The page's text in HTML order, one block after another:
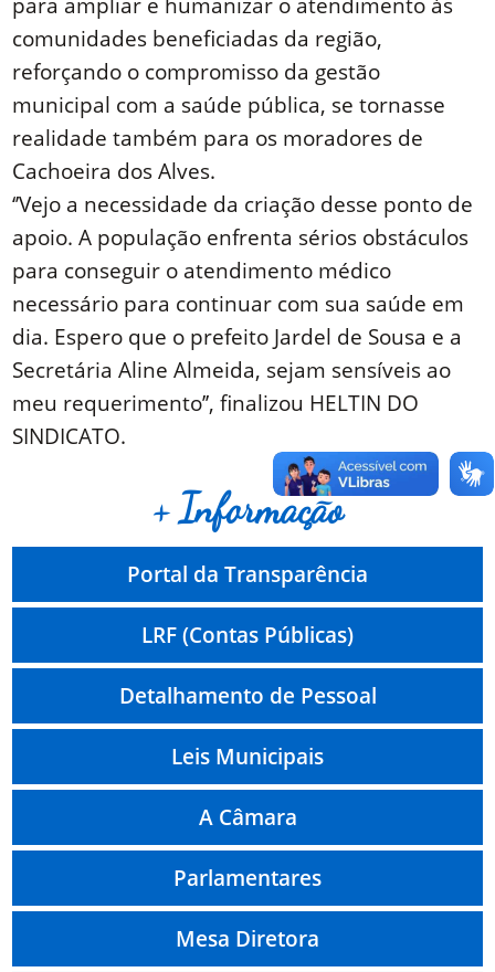
comunidades beneficiadas da região,
reforçando o compromisso da gestão
municipal com a saúde pública, se tornasse
realidade também para os moradores de
Cachoeira dos Alves.
‘’Vejo a necessidade da criação desse ponto de
apoio. A população enfrenta sérios obstáculos
para conseguir o atendimento médico
necessário para continuar com sua saúde em
dia. Espero que o prefeito Jardel de Sousa e a
Secretária Aline Almeida, sejam sensíveis ao
meu requerimento’’, finalizou HELTIN DO
SINDICATO.
+ Informação
Portal da Transparência
LRF (Contas Públicas)
Detalhamento de Pessoal
Leis Municipais
A Câmara
Parlamentares
Mesa Diretora